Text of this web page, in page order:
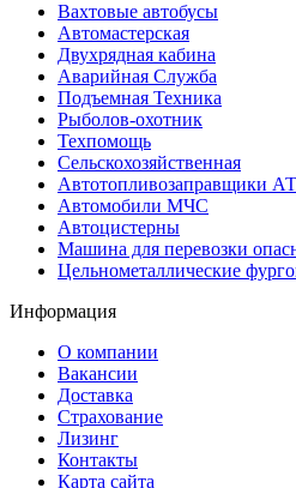
Вахтовые автобусы
Автомастерская
Двухрядная кабина
Аварийная Служба
Подъемная Техника
Рыболов-охотник
Техпомощь
Сельскохозяйственная
Автотопливозаправщики
Автомобили МЧС
Автоцистерны
Машина для перевозки
Цельнометаллические
Информация
О компании
Вакансии
Доставка
Страхование
Лизинг
Контакты
Карта сайта